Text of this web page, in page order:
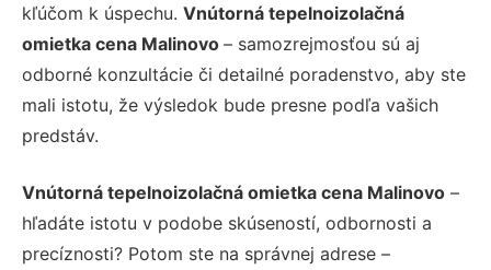
kľúčom k úspechu. Vnútorná tepelnoizolačná
omietka cena Malinovo – samozrejmosťou sú aj
odborné konzultácie či detailné poradenstvo, aby ste
mali istotu, že výsledok bude presne podľa vašich
predstáv.
Vnútorná tepelnoizolačná omietka cena Malinovo –
hľadáte istotu v podobe skúseností, odbornosti a
precíznosti? Potom ste na správnej adrese –